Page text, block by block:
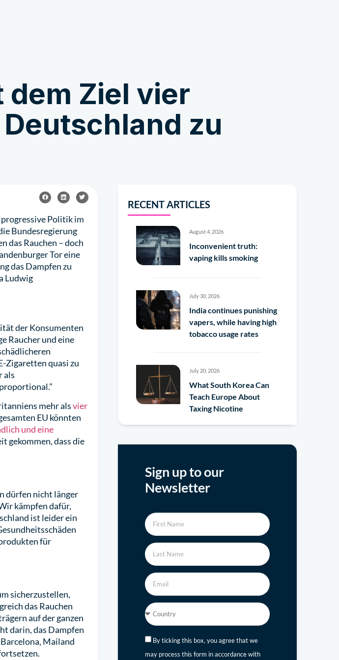
dem Ziel vier
zu
Politik im
Bundesregierung
das Rauchen – doch
Tor eine
das Dampfen zu
Ludwig
der Konsumenten
Raucher und eine
Zigaretten quasi zu
als
mehr alsvier
EU könnten
und eine
gekommen, dass die
dürfen nicht länger
kämpfen dafür,
ist leider ein
für
sicherzustellen,
das Rauchen
auf der ganzen
darin, das Dampfen
Mailand
RECENT ARTICLES
August 4, 2026
Inconvenient truth:
vaping kills smoking
July 30, 2026
India continues punishing
vapers, while having high
tobacco usage rates
July 20, 2026
What South Korea Can
Teach Europe About
Taxing Nicotine
Sign up to our
Newsletter
By ticking this box, you agree that we
may process this form in accordance with